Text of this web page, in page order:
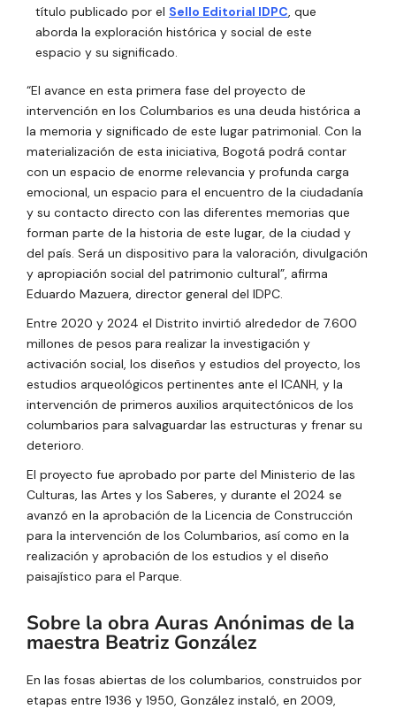
título publicado por el Sello Editorial IDPC, que
aborda la exploración histórica y social de este
espacio y su significado.
“El avance en esta primera fase del proyecto de
intervención en los Columbarios es una deuda histórica a
la memoria y significado de este lugar patrimonial. Con la
materialización de esta iniciativa, Bogotá podrá contar
con un espacio de enorme relevancia y profunda carga
emocional, un espacio para el encuentro de la ciudadanía
y su contacto directo con las diferentes memorias que
forman parte de la historia de este lugar, de la ciudad y
del país. Será un dispositivo para la valoración, divulgación
y apropiación social del patrimonio cultural”, afirma
Eduardo Mazuera, director general del IDPC.
Entre 2020 y 2024 el Distrito invirtió alrededor de 7.600
millones de pesos para realizar la investigación y
activación social, los diseños y estudios del proyecto, los
estudios arqueológicos pertinentes ante el ICANH, y la
intervención de primeros auxilios arquitectónicos de los
columbarios para salvaguardar las estructuras y frenar su
deterioro.
El proyecto fue aprobado por parte del Ministerio de las
Culturas, las Artes y los Saberes, y durante el 2024 se
avanzó en la aprobación de la Licencia de Construcción
para la intervención de los Columbarios, así como en la
realización y aprobación de los estudios y el diseño
paisajístico para el Parque.
Sobre la obra Auras Anónimas de la
maestra Beatriz González
En las fosas abiertas de los columbarios, construidos por
etapas entre 1936 y 1950, González instaló, en 2009,